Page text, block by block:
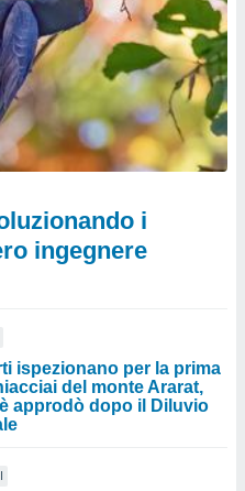
i
ingegnere
ispezionano per la prima
del monte Ararat,
approdò dopo il Diluvio